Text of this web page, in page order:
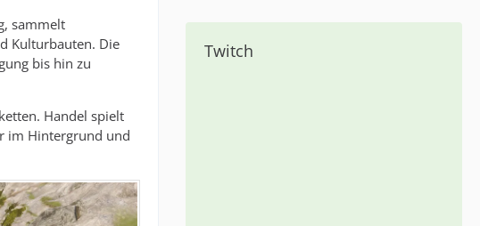
sammelt
Kulturbauten. Die
bis hin zu
Handel spielt
im Hintergrund und
Twitch